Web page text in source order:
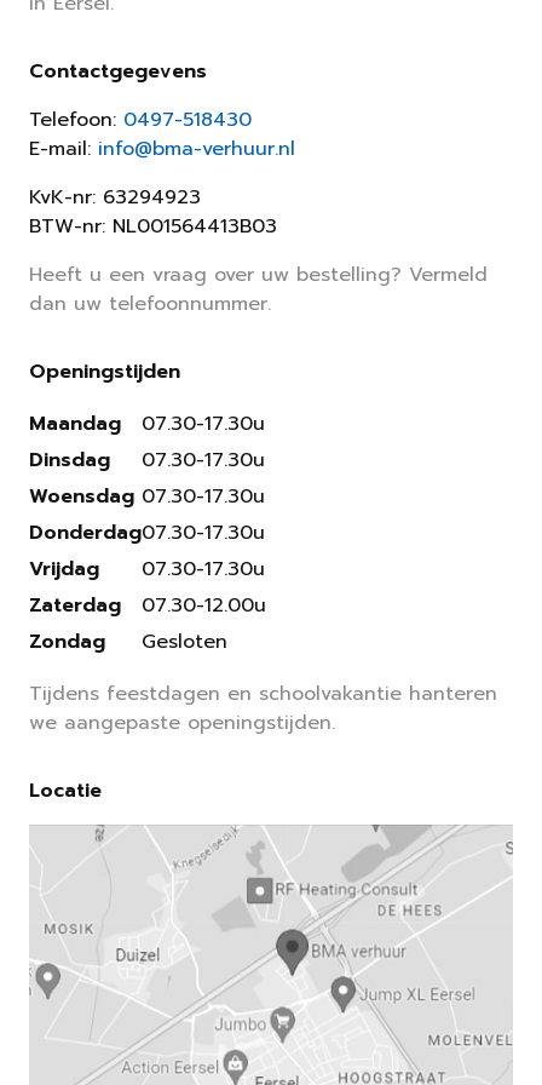
Contactgegevens
Telefoon: 0497-518430
E-mail: info@bma-verhuur.nl
KvK-nr: 63294923
BTW-nr: NL001564413B03
Heeft u een vraag over uw bestelling? Vermeld
dan uw telefoonnummer.
Openingstijden
Maandag
Dinsdag
Woensdag
Donderdag
Vrijdag
Zaterdag
Zondag
07.30-17.30u
07.30-17.30u
07.30-17.30u
07.30-17.30u
07.30-17.30u
07.30-12.00u
Gesloten
Tijdens feestdagen en schoolvakantie hanteren
we aangepaste openingstijden.
Locatie